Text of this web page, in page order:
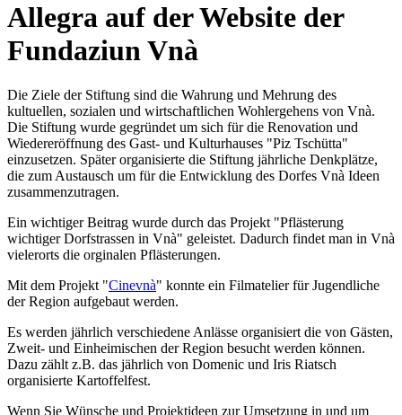
Allegra auf der Website der
Fundaziun Vnà
Die Ziele der Stiftung sind die Wahrung und Mehrung des
kultuellen, sozialen und wirtschaftlichen Wohlergehens von Vnà.
Die Stiftung wurde gegründet um sich für die Renovation und
Wiedereröffnung des Gast- und Kulturhauses "Piz Tschütta"
einzusetzen. Später organisierte die Stiftung jährliche Denkplätze,
die zum Austausch um für die Entwicklung des Dorfes Vnà Ideen
zusammenzutragen.
Ein wichtiger Beitrag wurde durch das Projekt "Pflästerung
wichtiger Dorfstrassen in Vnà" geleistet. Dadurch findet man in Vnà
vielerorts die orginalen Pflästerungen.
Mit dem Projekt "Cinevnà" konnte ein Filmatelier für Jugendliche
der Region aufgebaut werden.
Es werden jährlich verschiedene Anlässe organisiert die von Gästen,
Zweit- und Einheimischen der Region besucht werden können.
Dazu zählt z.B. das jährlich von Domenic und Iris Riatsch
organisierte Kartoffelfest.
Wenn Sie Wünsche und Projektideen zur Umsetzung in und um